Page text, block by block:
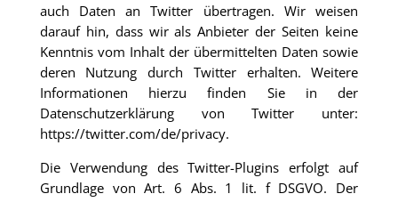
auch Daten an Twitter übertragen. Wir weisen
darauf hin, dass wir als Anbieter der Seiten keine
Kenntnis vom Inhalt der übermittelten Daten sowie
deren Nutzung durch Twitter erhalten. Weitere
Informationen hierzu finden Sie in der
Datenschutzerklärung von Twitter unter:
https://twitter.com/de/privacy.
Die Verwendung des Twitter-Plugins erfolgt auf
Grundlage von Art. 6 Abs. 1 lit. f DSGVO. Der